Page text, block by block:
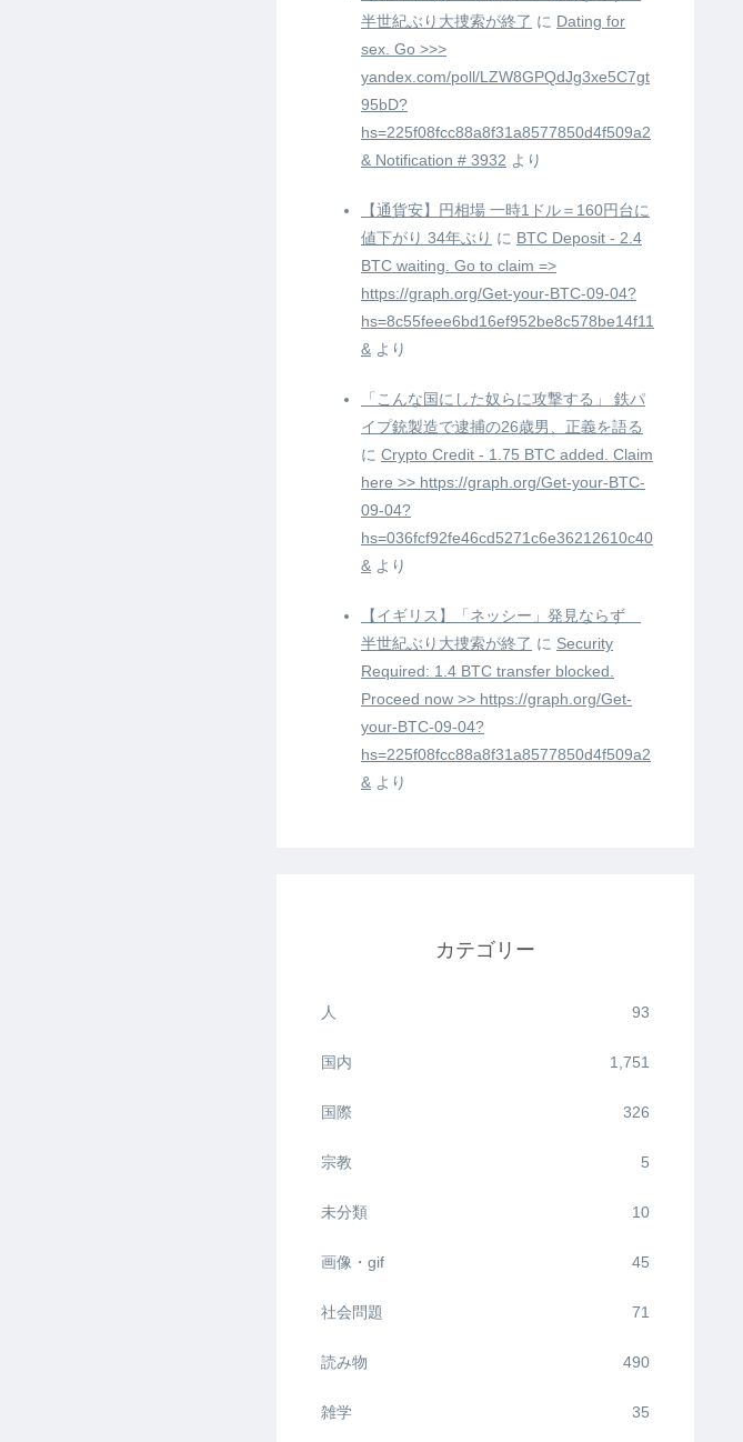
半世紀ぶり大捜索が終了 に Dating for
sex. Go >>>
yandex.com/poll/LZW8GPQdJg3xe5C7gt
95bD?
hs=225f08fcc88a8f31a8577850d4f509a2
& Notification # 3932 より
【通貨安】円相場 一時1ドル＝160円台に
値下がり 34年ぶり に BTC Deposit - 2.4
BTC waiting. Go to claim =>
https://graph.org/Get-your-BTC-09-04?
hs=8c55feee6bd16ef952be8c578be14f11
& より
「こんな国にした奴らに攻撃する」 鉄パ
イプ銃製造で逮捕の26歳男、正義を語る
に Crypto Credit - 1.75 BTC added. Claim
here >> https://graph.org/Get-your-BTC-
09-04?
hs=036fcf92fe46cd5271c6e36212610c40
& より
【イギリス】「ネッシー」発見ならず
半世紀ぶり大捜索が終了 に Security
Required: 1.4 BTC transfer blocked.
Proceed now >> https://graph.org/Get-
your-BTC-09-04?
hs=225f08fcc88a8f31a8577850d4f509a2
& より
カテゴリー
人 93
国内 1,751
国際 326
宗教 5
未分類 10
画像・gif 45
社会問題 71
読み物 490
雑学 35